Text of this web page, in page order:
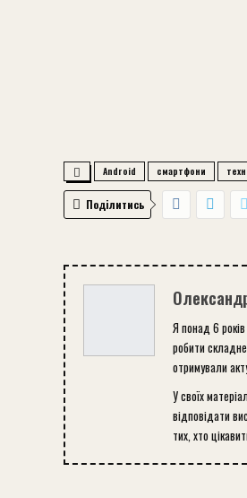
Android смартфони
Поділитись
Я понад 6
робити
отримували
У своїх
відповідати
тих, хто